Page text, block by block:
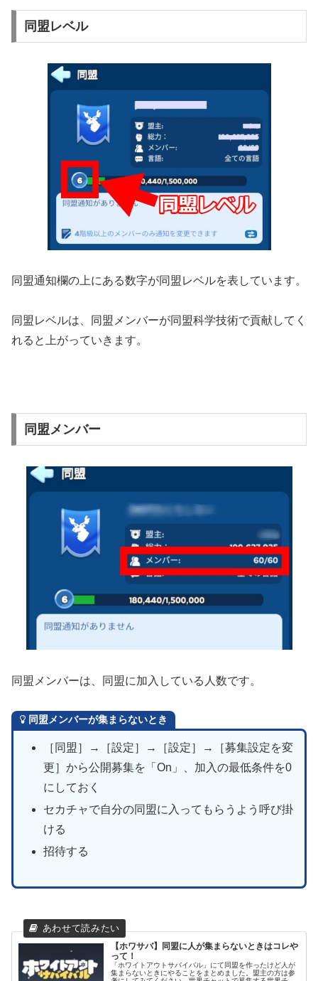
同盟レベル
同盟通知欄の上にある数字が同盟レベルを表しています。
同盟レベルは、同盟メンバーが同盟科学技術で貢献してく
れると上がっていきます。
同盟メンバー
同盟メンバーは、同盟に加入している人数です。
同盟メンバーが集まらないとき
［同盟］→［設定］→［設定］→［募集設定を変
更］から公開募集を「On」、加入の最低条件を0
にしておく
セカチャで自分の同盟に入ってもらうよう呼び掛
ける
招待する
【ホワサバ】同盟に人が集まらないときはコレや
って！
「ホワイトアウトサバイバル」にて同盟を作ったけど人が
集まらないときにやることをまとめました。盟主の方は参